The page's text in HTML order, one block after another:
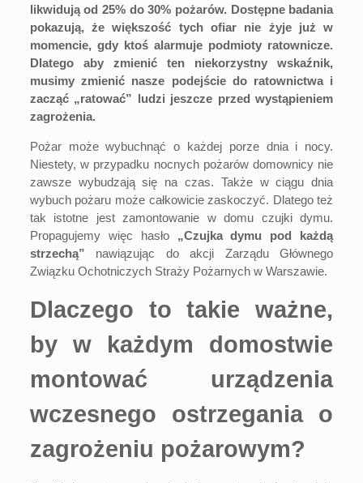
likwidują od 25% do 30% pożarów. Dostępne badania
pokazują, że większość tych ofiar nie żyje już w
momencie, gdy ktoś alarmuje podmioty ratownicze.
Dlatego aby zmienić ten niekorzystny wskaźnik,
musimy zmienić nasze podejście do ratownictwa i
zacząć „ratować” ludzi jeszcze przed wystąpieniem
zagrożenia.
Pożar może wybuchnąć o każdej porze dnia i nocy.
Niestety, w przypadku nocnych pożarów domownicy nie
zawsze wybudzają się na czas. Także w ciągu dnia
wybuch pożaru może całkowicie zaskoczyć. Dlatego też
tak istotne jest zamontowanie w domu czujki dymu.
Propagujemy więc hasło„Czujka dymu pod każdą
strzechą” nawiązując do akcji Zarządu Głównego
Związku Ochotniczych Straży Pożarnych w Warszawie.
Dlaczego to takie ważne,
by w każdym domostwie
montować urządzenia
wczesnego ostrzegania o
zagrożeniu pożarowym?